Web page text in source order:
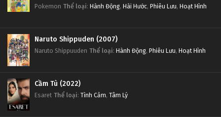
Pokemon Thể loại: Hành Động, Hài Hước, Phiêu Lưu, Hoạt Hình
Naruto Shippuden (2007)
Naruto Shippuuden Thể loại: Hành Động, Phiêu Lưu, Hoạt Hình
Cầm Tù (2022)
Esaret Thể loại: Tình Cảm, Tâm Lý